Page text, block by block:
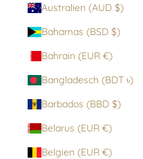
Australien (AUD $)
Bahamas (BSD $)
Bahrain (EUR €)
Bangladesch (BDT ৳)
Barbados (BBD $)
Belarus (EUR €)
Belgien (EUR €)